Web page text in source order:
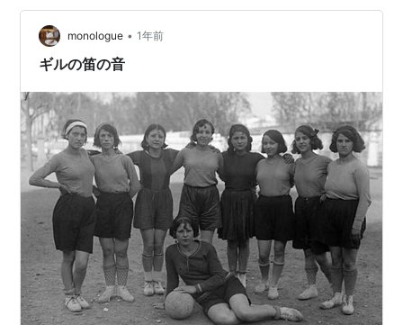
<
*1: 平仮名表記の「ぎる」は、FC版・PS版のFFIIのみ。
GBA版は「ギル」になっている。
monologue • 1年前
ギルの笛の音